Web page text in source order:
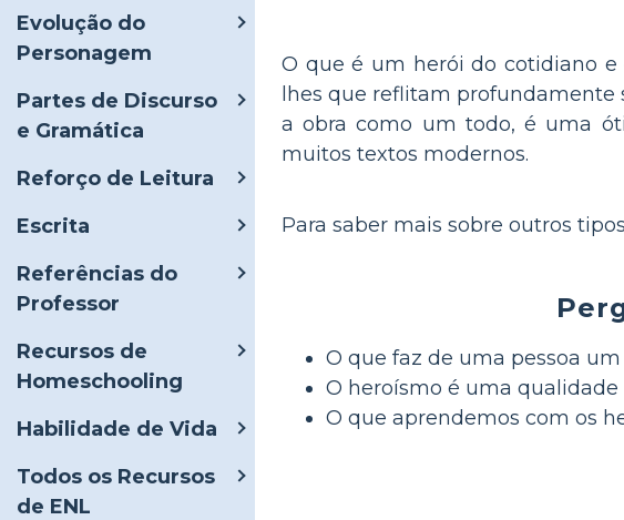
Evolução do
Personagem
Partes de Discurso
e Gramática
Reforço de Leitura
Escrita
Referências do
Professor
Recursos de
Homeschooling
Habilidade de Vida
Todos os Recursos
de ENL
O que é um herói do cotidiano e
lhes que reflitam
a obra como um todo, é uma
muitos textos modernos.
Para saber mais sobre outros
O que faz de uma pessoa
O heroísmo é uma
O que aprendemos com os